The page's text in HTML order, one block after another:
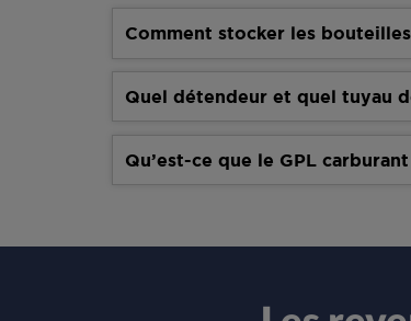
Comment stocker les
Quel détendeur et quel tuyau
Qu’est-ce que le GPL